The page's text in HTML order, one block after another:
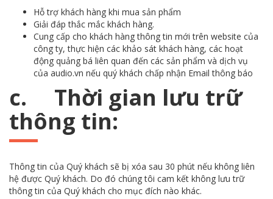
Hỗ trợ khách hàng khi mua sản phẩm
Giải đáp thắc mắc khách hàng.
Cung cấp cho khách hàng thông tin mới trên website của
công ty, thực hiện các khảo sát khách hàng, các hoạt
động quảng bá liên quan đến các sản phẩm và dịch vụ
của audio.vn nếu quý khách chấp nhận Email thông báo
c. Thời gian lưu trữ
thông tin:
Thông tin của Quý khách sẽ bị xóa sau 30 phút nếu không liên
hệ được Quý khách. Do đó chúng tôi cam kết không lưu trữ
thông tin của Quý khách cho mục đích nào khác.